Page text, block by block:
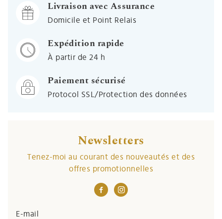
Livraison avec Assurance
Domicile et Point Relais
Expédition rapide
À partir de 24 h
Paiement sécurisé
Protocol SSL/Protection des données
Newsletters
Tenez-moi au courant des nouveautés et des
offres promotionnelles
If you
E-mail